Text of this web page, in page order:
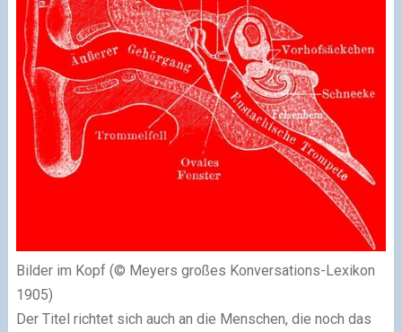
Bilder im Kopf (© Meyers großes Konversations-Lexikon
1905)
Der Titel richtet sich auch an die Menschen, die noch das